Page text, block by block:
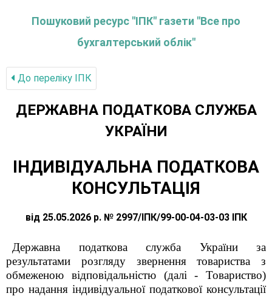
Пошуковий ресурс "ІПК" газети "Все про
бухгалтерський облік"
До переліку IПК
ДЕРЖАВНА ПОДАТКОВА СЛУЖБА
УКРАЇНИ
ІНДИВІДУАЛЬНА ПОДАТКОВА
КОНСУЛЬТАЦІЯ
від 25.05.2026 р. № 2997/ІПК/99-00-04-03-03 ІПК
Державна податкова служба України за
результатами розгляду звернення товариства з
обмеженою відповідальністю (далі - Товариство)
про надання індивідуальної податкової консультації